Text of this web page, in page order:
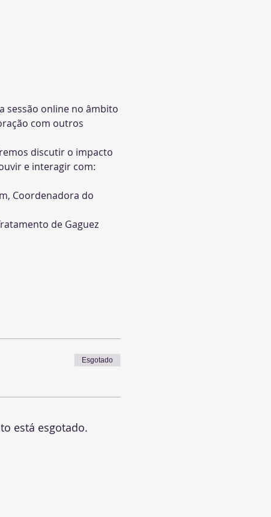
sessão online no âmbito
com outros
discutir o impacto
e interagir com:
Coordenadora do
de Gaguez
Esgotado
está esgotado.